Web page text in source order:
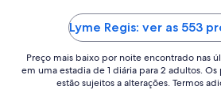
Lyme Regis: ver as 553
Preço mais baixo por noite encontrado nas
em uma estadia de 1 diária para 2 adultos.
estão sujeitos a alterações. Termos